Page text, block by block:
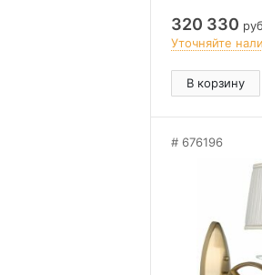
320 330
Уточняйте
В корзину
676196